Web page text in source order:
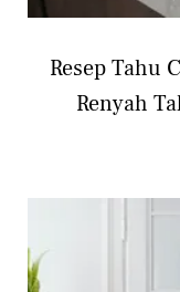
Resep Tahu
Renyah